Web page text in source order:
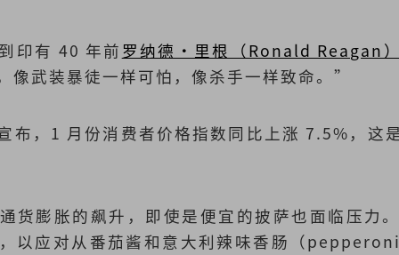
印有 40 年前 罗纳德·里根（Ronald Reagan
像武装暴徒一样可怕，像杀手一样致命。”
布，1 月份消费者价格指数同比上涨 7.5%，这
货膨胀的飙升，即使是便宜的披萨也面临压力
以应对从番茄酱和意大利辣味香肠（